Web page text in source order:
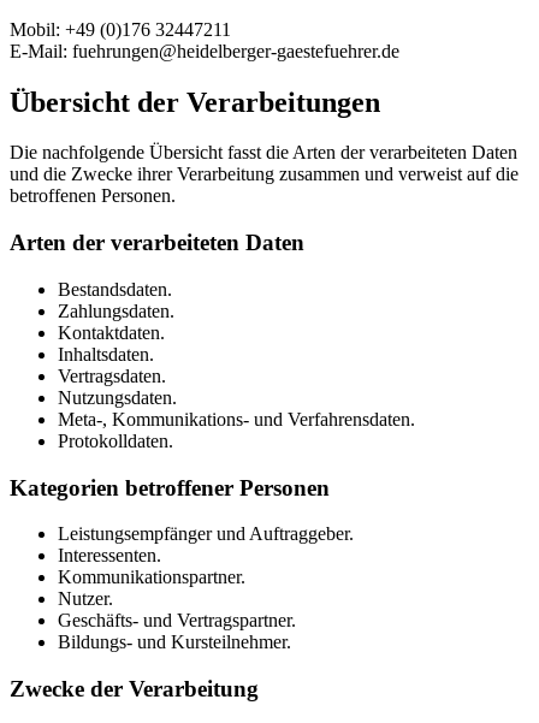
Mobil: +49 (0)176 32447211
E-Mail: fuehrungen@heidelberger-gaestefuehrer.de
Übersicht der Verarbeitungen
Die nachfolgende Übersicht fasst die Arten der verarbeiteten Daten
und die Zwecke ihrer Verarbeitung zusammen und verweist auf die
betroffenen Personen.
Arten der verarbeiteten Daten
Bestandsdaten.
Zahlungsdaten.
Kontaktdaten.
Inhaltsdaten.
Vertragsdaten.
Nutzungsdaten.
Meta-, Kommunikations- und Verfahrensdaten.
Protokolldaten.
Kategorien betroffener Personen
Leistungsempfänger und Auftraggeber.
Interessenten.
Kommunikationspartner.
Nutzer.
Geschäfts- und Vertragspartner.
Bildungs- und Kursteilnehmer.
Zwecke der Verarbeitung